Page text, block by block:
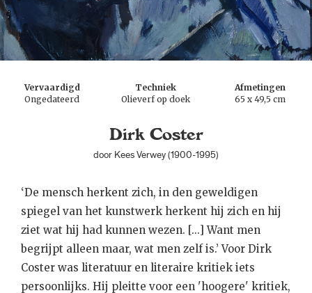
Vervaardigd
Ongedateerd
Techniek
Olieverf op doek
Afmetingen
65 x 49,5 cm
Dirk Coster
door Kees Verwey (1900-1995)
‘De mensch herkent zich, in den geweldigen
spiegel van het kunstwerk herkent hij zich en hij
ziet wat hij had kunnen wezen. [...] Want men
begrijpt alleen maar, wat men zelf is.’ Voor Dirk
Coster was literatuur en literaire kritiek iets
persoonlijks. Hij pleitte voor een 'hoogere' kritiek,